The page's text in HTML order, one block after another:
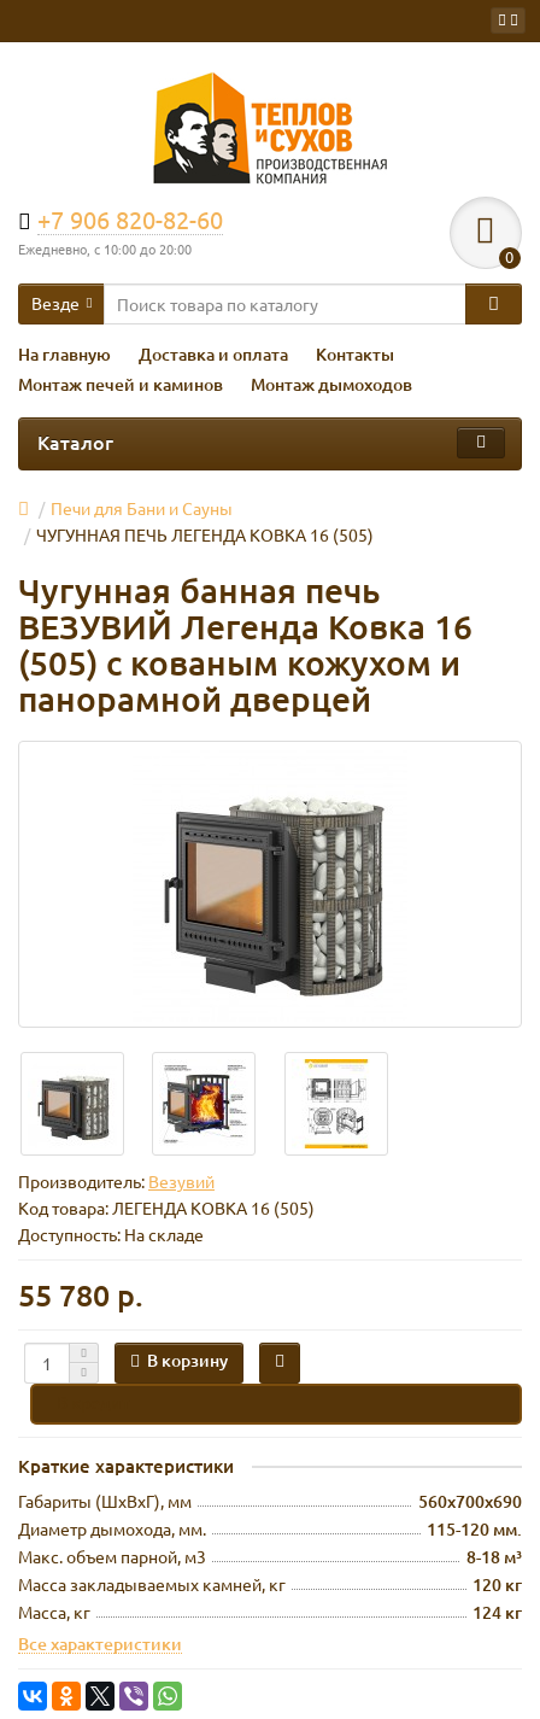
+7 906 820-82-60
Ежедневно, с 10:00 до 20:00 0
Везде
На главную Доставка и оплата
Контакты
Монтаж печей и каминов
Монтаж дымоходов
Каталог
Печи для Бани и Сауны
ЧУГУННАЯ ПЕЧЬ ЛЕГЕНДА КОВКА 16 (505)
Чугунная банная печь
ВЕЗУВИЙ Легенда Ковка 16
(505) с кованым кожухом и
панорамной дверцей
Производитель: Везувий
Код товара: ЛЕГЕНДА КОВКА 16 (505)
Доступность: На складе
55 780 р.
В корзину
Краткие характеристики
Габариты (ШхВхГ), мм 560х700х690
Диаметр дымохода, мм. 115-120 мм.
Макс. объем парной, м3 8-18 м³
Масса закладываемых камней, кг 120 кг
Масса, кг
124 кг
Все характеристики